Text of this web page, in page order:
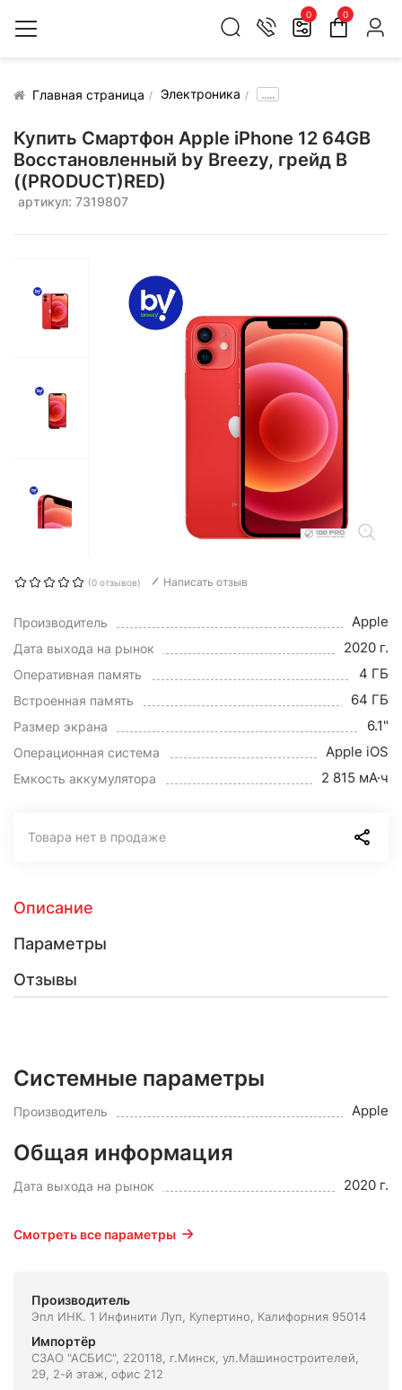
0 0
Главная страница Электроника .....
Купить Смартфон Apple iPhone 12 64GB
Воcстановленный by Breezy, грейд B
((PRODUCT)RED)
артикул: 7319807
(0 отзывов) Написать отзыв
Производитель Apple
Дата выхода на рынок 2020 г.
Оперативная память 4 ГБ
Встроенная память 64 ГБ
Размер экрана 6.1"
Операционная система Apple iOS
Емкость аккумулятора 2 815 мА·ч
Товара нет в продаже
Описание
Параметры
Отзывы
Системные параметры
Производитель Apple
Общая информация
Дата выхода на рынок 2020 г.
Смотреть все параметры
Производитель
Эпл ИНК. 1 Инфинити Луп, Купертино, Калифорния 95014
Импортёр
СЗАО "АСБИС", 220118, г.Минск, ул.Машиностроителей,
29, 2-й этаж, офис 212